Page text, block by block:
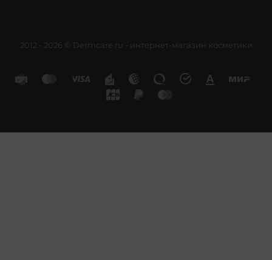
2012 - 2026 © Dermcare.ru - интернет-магазин косметики